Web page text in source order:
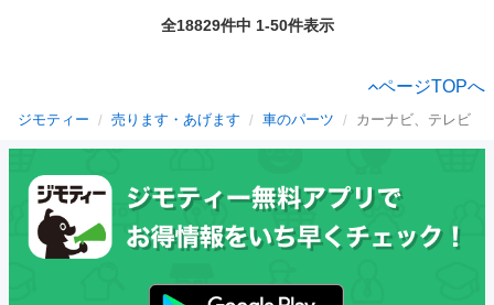
全18829件中 1-50件表示
ページTOPへ
ジモティー 売ります・あげます 車のパーツ カーナビ、テレビ